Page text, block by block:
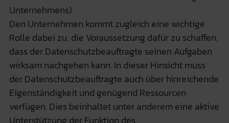
Unternehmens).
Den Unternehmen kommt zugleich eine wichtige
Rolle dabei zu, die Voraussetzung dafür zu schaffen,
dass der Datenschutzbeauftragte seinen Aufgaben
wirksam nachgehen kann. In dieser Hinsicht muss
der Datenschutzbeauftragte auch über hinreichende
Eigenständigkeit und genügend Ressourcen
verfügen. Dies beinhaltet unter anderem eine aktive
Unterstützung der Funktion des